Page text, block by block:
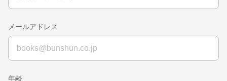
メールアドレス
年齢